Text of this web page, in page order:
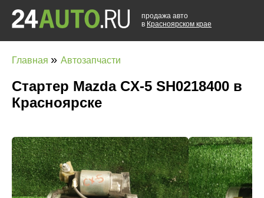
продажа авто
в Красноярском крае
Главная » Автозапчасти
Стартер Mazda CX-5 SH0218400 в
Красноярске